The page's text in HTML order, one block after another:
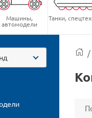
Машины,
автомодели
Танки,
/